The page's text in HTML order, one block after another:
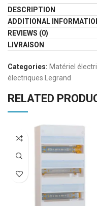
DESCRIPTION
ADDITIONAL
REVIEWS (0)
LIVRAISON
Categories: Matériel
électriques Legrand
RELATED